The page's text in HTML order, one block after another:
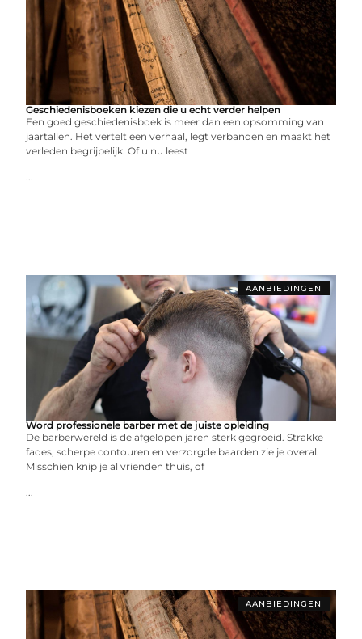
Geschiedenisboeken kiezen die u echt verder helpen
Een goed geschiedenisboek is meer dan een opsomming van
jaartallen. Het vertelt een verhaal, legt verbanden en maakt het
verleden begrijpelijk. Of u nu leest
...
AANBIEDINGEN
Word professionele barber met de juiste opleiding
De barberwereld is de afgelopen jaren sterk gegroeid. Strakke
fades, scherpe contouren en verzorgde baarden zie je overal.
Misschien knip je al vrienden thuis, of
...
AANBIEDINGEN